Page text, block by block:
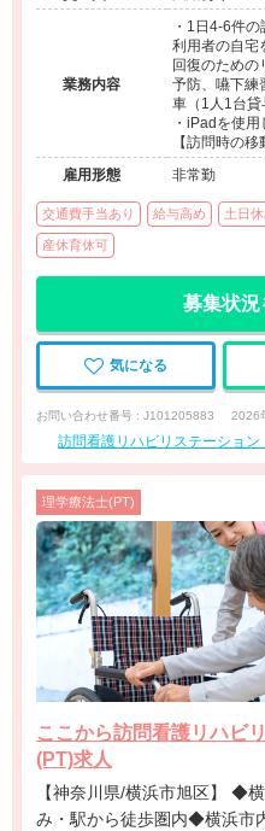
業務内容
・1日4-6件
利用者の自宅
回復のための
予防、嚥下練
車（1人1台貸
・iPadを使
【訪問時の
雇用形態
非常勤
交通費手当あり 給与高め 土日
産休育休可
募集状況
気になる
お問い合わせ番号 : J101205883 2026
訪問看護リハビリステーショ
理学療法士(PT)
ここから訪問看護リハビ
(PT)求人
【神奈川県/横浜市旭区】 ◆横浜市◆土曜日、日曜日、祝日休
み・駅から徒歩圏内◆横浜市